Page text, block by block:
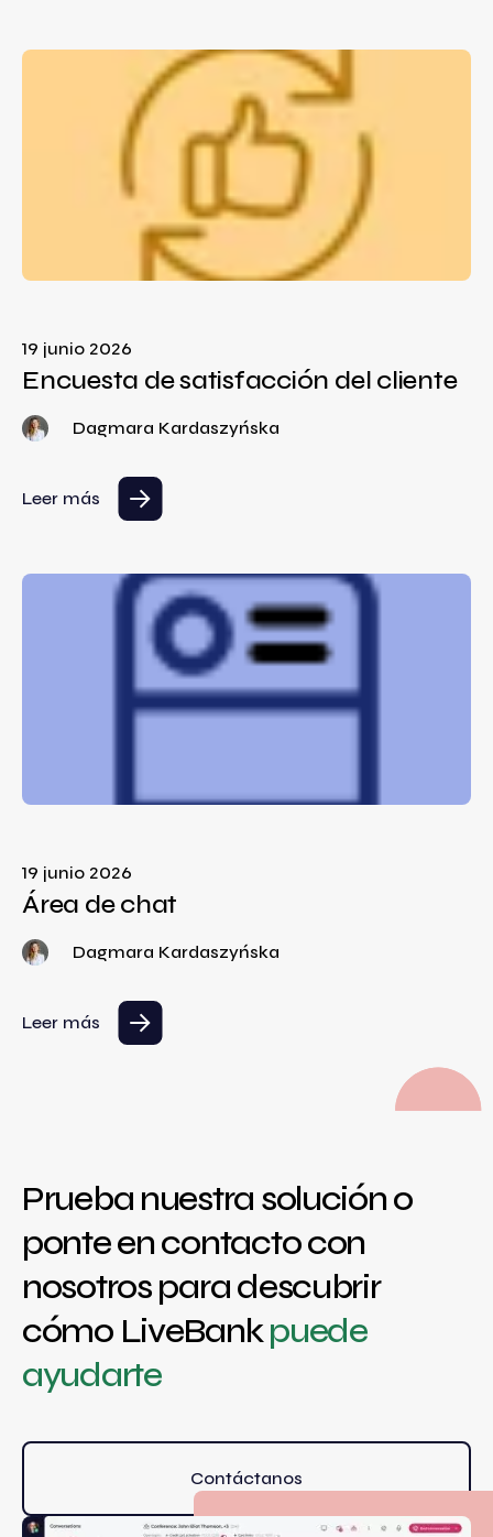
19 junio 2026
Encuesta de satisfacción del cliente
Dagmara Kardaszyńska
Leer más
19 junio 2026
Área de chat
Dagmara Kardaszyńska
Leer más
Prueba nuestra solución o
ponte en contacto con
nosotros para descubrir
cómo LiveBankpuede
ayudarte
Contáctanos